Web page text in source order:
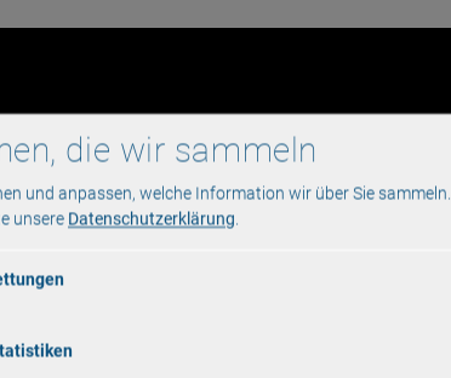
die wir sammeln
und anpassen, welche Information wir über Sie sammeln.
unsere Datenschutzerklärung.